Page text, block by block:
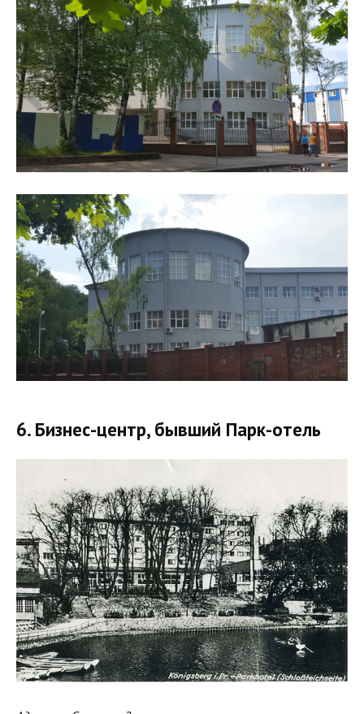
6. Бизнес-центр, бывший Парк-отель